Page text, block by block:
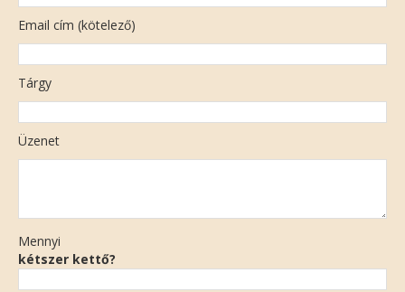
Email cím (kötelező)
Tárgy
Üzenet
Mennyi
kétszer kettő?